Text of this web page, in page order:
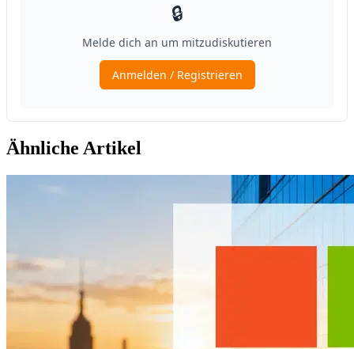
Ähnliche Artikel